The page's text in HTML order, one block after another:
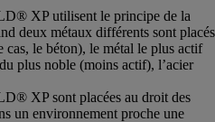
XP utilisent le principe de la
deux métaux différents sont placés
cas, le béton), le métal le plus actif
plus noble (moins actif), l’acier
XP sont placées au droit des
un environnement proche une